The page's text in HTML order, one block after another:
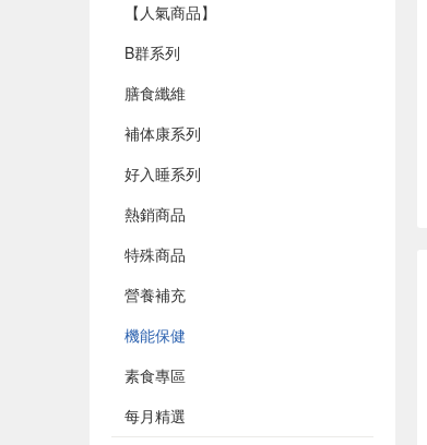
【人氣商品】
B群系列
膳食纖維
補体康系列
好入睡系列
熱銷商品
特殊商品
營養補充
機能保健
素食專區
每月精選